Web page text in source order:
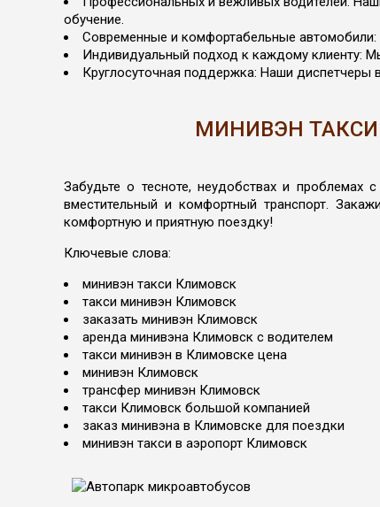
обучение.
Современные и комфортабельные автомобили:
Индивидуальный подход к каждому клиенту:
Круглосуточная поддержка: Наши диспетчеры
МИНИВЭН
Забудьте о тесноте, неудобствах и
вместительный и комфортный транспорт.
комфортную и приятную поездку!
Ключевые слова:
минивэн такси Климовск
такси минивэн Климовск
заказать минивэн Климовск
аренда минивэна Климовск с водителем
такси минивэн в Климовске цена
минивэн Климовск
трансфер минивэн Климовск
такси Климовск большой компанией
заказ минивэна в Климовске для поездки
минивэн такси в аэропорт Климовск